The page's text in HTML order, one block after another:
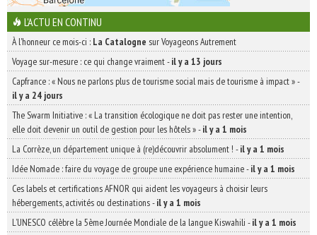
L'ACTU EN CONTINU
À l'honneur ce mois-ci : La Catalogne sur Voyageons Autrement
Voyage sur-mesure : ce qui change vraiment-il y a 13 jours
Capfrance : « Nous ne parlons plus de tourisme social mais de tourisme à impact »-
il y a 24 jours
The Swarm Initiative : « La transition écologique ne doit pas rester une intention,
elle doit devenir un outil de gestion pour les hôtels »-il y a 1 mois
La Corrèze, un département unique à (re)découvrir absolument ! -il y a 1 mois
Idée Nomade : faire du voyage de groupe une expérience humaine-il y a 1 mois
Ces labels et certifications AFNOR qui aident les voyageurs à choisir leurs
hébergements, activités ou destinations-il y a 1 mois
L’UNESCO célèbre la 5ème Journée Mondiale de la langue Kiswahili -il y a 1 mois